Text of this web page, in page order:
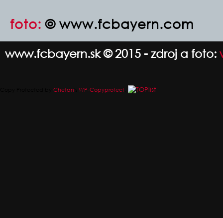
foto:© www.fcbayern.com
www.fcbayern.sk © 2015 - zdroj a foto:
Chetan WP-Copyprotect